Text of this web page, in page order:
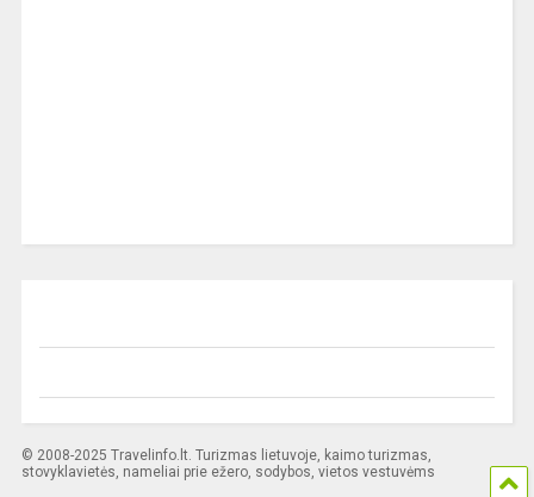
© 2008-2025 Travelinfo.lt. Turizmas lietuvoje, kaimo turizmas,
stovyklavietės, nameliai prie ežero, sodybos, vietos vestuvėms